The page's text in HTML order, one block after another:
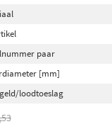
paar
[mm]
loodtoeslag